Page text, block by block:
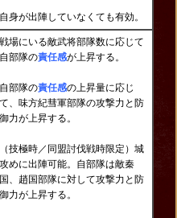
自身が出陣していなくても有効。
戦場にいる敵武将部隊数に応じて
自部隊の責任感が上昇する。
自部隊の責任感の上昇量に応じ
て、味方紀彗軍部隊の攻撃力と防
御力が上昇する。
（技極時／同盟討伐戦時限定） 城
攻めに出陣可能。 自部隊は敵秦
国、趙国部隊に対して攻撃力と防
御力が上昇する。